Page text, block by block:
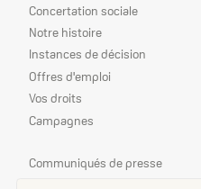
Concertation sociale
Notre histoire
Instances de décision
Offres d'emploi
Vos droits
Campagnes
Nos
Communiqués de presse